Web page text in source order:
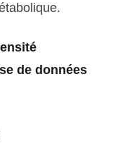
de données